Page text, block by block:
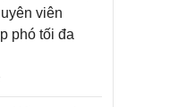
viên
phó tối đa